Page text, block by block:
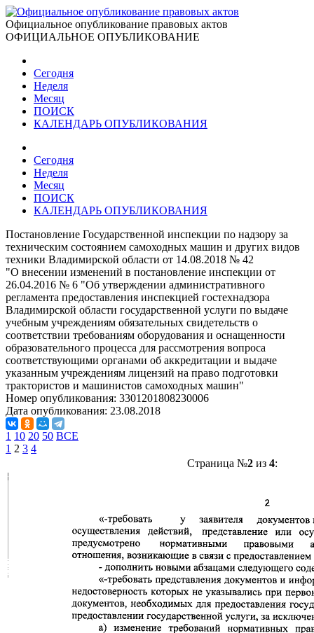
Официальное опубликование правовых актов
ОФИЦИАЛЬНОЕ ОПУБЛИКОВАНИЕ
Сегодня
Неделя
Месяц
ПОИСК
КАЛЕНДАРЬ ОПУБЛИКОВАНИЯ
Сегодня
Неделя
Месяц
ПОИСК
КАЛЕНДАРЬ ОПУБЛИКОВАНИЯ
Постановление Государственной инспекции по надзору за
техническим состоянием самоходных машин и других видов
техники Владимирской области от 14.08.2018 № 42
"О внесении изменений в постановление инспекции от
26.04.2016 № 6 "Об утверждении административного
регламента предоставления инспекцией гостехнадзора
Владимирской области государственной услуги по выдаче
учебным учреждениям обязательных свидетельств о
соответствии требованиям оборудования и оснащенности
образовательного процесса для рассмотрения вопроса
соответствующими органами об аккредитации и выдаче
указанным учреждениям лицензий на право подготовки
трактористов и машинистов самоходных машин"
Номер опубликования: 3301201808230006
Дата опубликования: 23.08.2018
1 10 20 50 ВСЕ
1 2 3 4
Страница №2из 4: